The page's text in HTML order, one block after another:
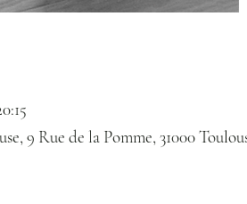
9 Rue de la Pomme, 31000